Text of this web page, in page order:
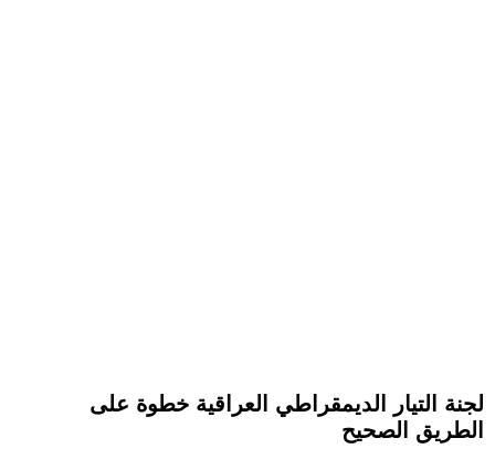
لجنة التيار الديمقراطي العراقية خطوة على
الطريق الصحيح